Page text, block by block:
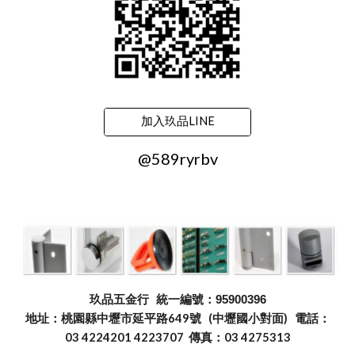
加入玖品LINE
@589ryrbv
玖品五金行 統一編號：95900396
地址：桃園縣中壢市延平路649號 (中壢國小對面) 電話：
03 4224201 4223707 傳真：03 4275313